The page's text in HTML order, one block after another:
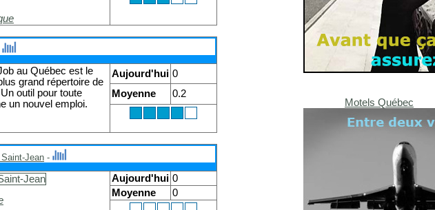
Motels Québec
au Québec est le
grand répertoire de
outil pour toute
un nouvel emploi.
Aujourd'hui 0
Moyenne
0.2
Jean -
Aujourd'hui 0
Moyenne
0